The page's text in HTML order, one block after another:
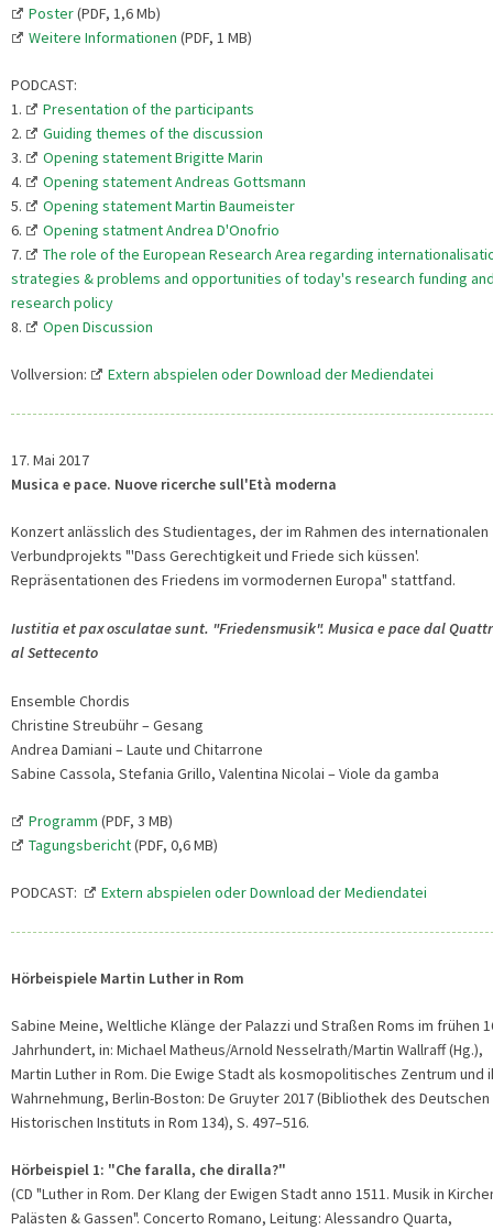
Poster(PDF, 1,6 Mb)
Weitere Informationen (PDF, 1 MB)
PODCAST:
1.
Presentation of the participants
2.
Guiding themes of the discussion
3.
Opening statement Brigitte Marin
4.
Opening statement Andreas Gottsmann
5.
Opening statement Martin Baumeister
6.
Opening statment Andrea D'Onofrio
7.
The role of the European Research Area regarding
strategies & problems and opportunities of today's research funding
research policy
8.
Open Discussion
Vollversion: Extern abspielen oder Download der Mediendatei
17. Mai 2017
Musica e pace. Nuove ricerche sull'Età moderna
Konzert anlässlich des Studientages, der im Rahmen des internationalen
Verbundprojekts "'Dass Gerechtigkeit und Friede sich küssen'.
Repräsentationen des Friedens im vormodernen Europa" stattfand.
Iustitia et pax osculatae sunt. "Friedensmusik". Musica e pace dal
al Settecento
Ensemble Chordis
Christine Streubühr – Gesang
Andrea Damiani – Laute und Chitarrone
Sabine Cassola, Stefania Grillo, Valentina Nicolai – Viole da gamba
Programm (PDF, 3 MB)
Tagungsbericht(PDF, 0,6 MB)
PODCAST: Extern abspielen oder Download der Mediendatei
Hörbeispiele Martin Luther in Rom
Sabine Meine, Weltliche Klänge der Palazzi und Straßen Roms im frühen
Jahrhundert, in: Michael Matheus/Arnold Nesselrath/Martin Wallraff (Hg.),
Martin Luther in Rom. Die Ewige Stadt als kosmopolitisches Zentrum und
Wahrnehmung, Berlin-Boston: De Gruyter 2017 (Bibliothek des Deutschen
Historischen Instituts in Rom 134), S. 497–516.
Hörbeispiel 1: "Che faralla, che diralla?"
(CD "Luther in Rom. Der Klang der Ewigen Stadt anno 1511. Musik in
Palästen & Gassen". Concerto Romano, Leitung: Alessandro Quarta,